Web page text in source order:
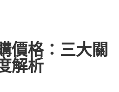
價格：三大關
解析